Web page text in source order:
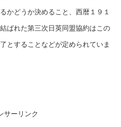
かどうか決めること、西暦１９１
ばれた第三次日英同盟協約はこの
とすることなどが定められていま
サーリンク